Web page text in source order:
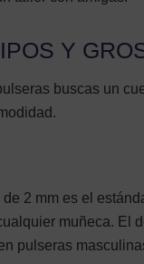
Y
buscas un
2 mm es el
muñeca. El
pulseras